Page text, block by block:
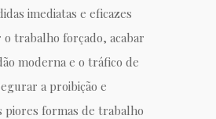
imediatas e eficazes
o trabalho forçado, acabar
moderna e o tráfico de
a proibição e
piores formas de trabalho